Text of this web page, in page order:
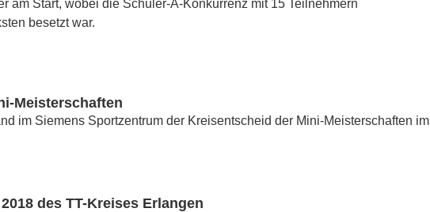
am Start, wobei die Schüler-A-Konkurrenz mit 15 Teilnehmern
besetzt war.
Meisterschaften
im Siemens Sportzentrum der Kreisentscheid der Mini-Meisterschaften im
des TT-Kreises Erlangen